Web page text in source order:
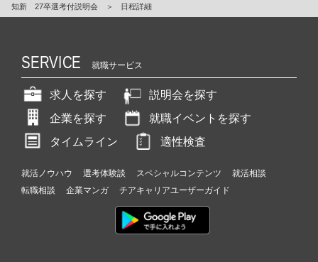
知新 27卒選考付説明会
＞ 日程詳細
SERVICE 就職サービス
求人を探す
説明会を探す
企業を探す
就職イベントを探す
タイムライン
適性検査
就活ノウハウ 選考体験談 スペシャルコンテンツ
就活相談
転職相談
企業マンガ チアキャリアユーザーガイド